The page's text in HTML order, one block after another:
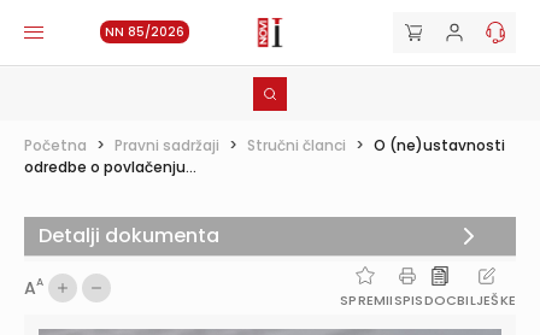
NN 85/2026
Početna > Pravni sadržaji > Stručni članci > O (ne)ustavnosti
odredbe o povlačenju...
AA
SPREMIISPISDOCBILJEŠKE
Detalji dokumenta